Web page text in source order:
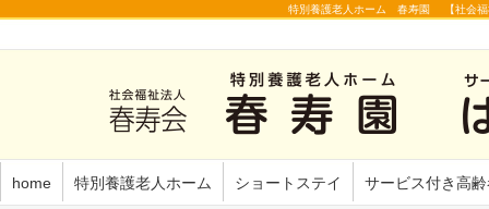
特別養護老人ホーム 春寿園 【社会
home 特別養護老人ホーム ショートステイ サービス付き高